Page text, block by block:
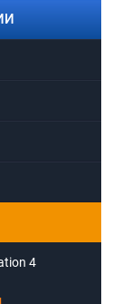
4